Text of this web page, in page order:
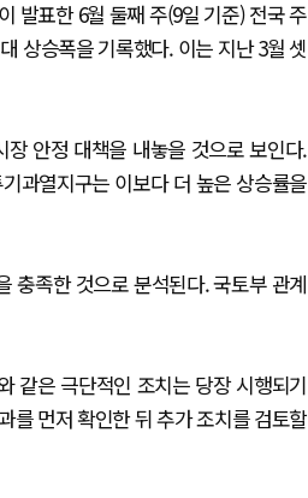
발표한 6월 둘째 주(9일 기준) 전국 주
상승폭을 기록했다. 이는 지난 3월 셋
안정 대책을 내놓을 것으로 보인다.
과열지구는 이보다 더 높은 상승률을
충족한 것으로 분석된다. 국토부 관계
같은 극단적인 조치는 당장 시행되기
를 먼저 확인한 뒤 추가 조치를 검토할